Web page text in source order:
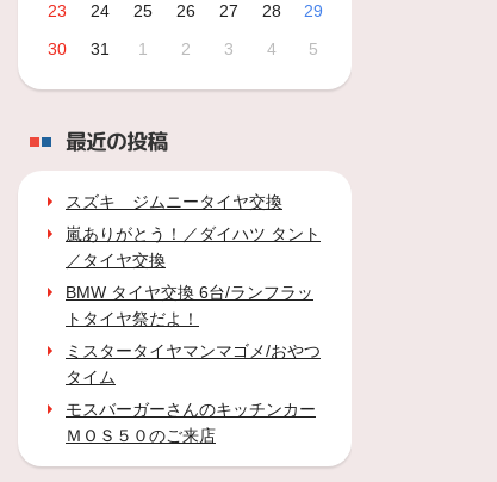
23
24 25 26 27 28
29
30
31 1 2 3 4 5
最近の投稿
スズキ ジムニータイヤ交換
嵐ありがとう！／ダイハツ タント
／タイヤ交換
BMW タイヤ交換 6台/ランフラッ
トタイヤ祭だよ！
ミスタータイヤマンマゴメ/おやつ
タイム
モスバーガーさんのキッチンカー
ＭＯＳ５０のご来店